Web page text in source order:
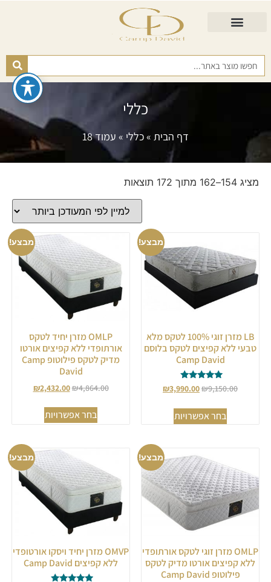
כללי
דף הבית »כללי » עמוד 18
מציג 154–162 מתוך 172 תוצאות
מבצע!
LB מזרן זוגי 100% לטקס מלא
טבעי ללא קפיצים לטקס בלוסם
Camp David
דורג
5.00
₪9,150.00
₪3,990.00
בחר אפשרויות
מבצע!
OMLP מזרן יחיד לטקס
אורתופדי ללא קפיצים אורטו
מדיק לטקס פילוטופ Camp
David
₪4,864.00
₪2,432.00
בחר אפשרויות
מבצע!
OMLP מזרן זוגי לטקס אורתופדי
ללא קפיצים אורטו מדיק לטקס
פילוטופ Camp David
מבצע!
OMVP מזרן יחיד ויסקו אורטופדי
ללא קפיצים Camp David